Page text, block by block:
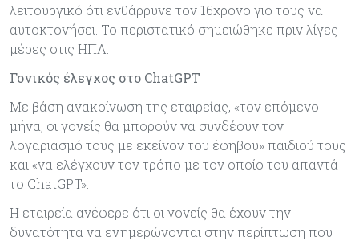
λειτουργικό ότι ενθάρρυνε τον 16χρονο γιο τους να
αυτοκτονήσει. Το περιστατικό σημειώθηκε πριν λίγες
μέρες στις ΗΠΑ.
Γονικός έλεγχος στο ChatGPT
Με βάση ανακοίνωση της εταιρείας, «τον επόμενο
μήνα, οι γονείς θα μπορούν να συνδέουν τον
λογαριασμό τους με εκείνον του έφηβου» παιδιού τους
και «να ελέγχουν τον τρόπο με τον οποίο του απαντά
το ChatGPT».
Η εταιρεία ανέφερε ότι οι γονείς θα έχουν την
δυνατότητα να ενημερώνονται στην περίπτωση που